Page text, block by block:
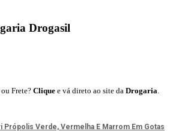
Drogasil
Frete? Clique e vá direto ao site da Drogaria.
Própolis Verde, Vermelha E Marrom Em Gotas